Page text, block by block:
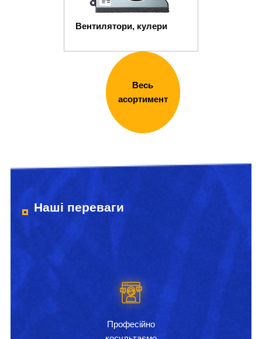
Вентилятори, кулери
Весь
асортимент
Наші переваги
Професійно